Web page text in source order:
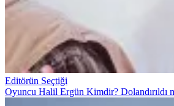
Editörün Seçtiği
Oyuncu Halil Ergün Kimdir? Dolandırıldı